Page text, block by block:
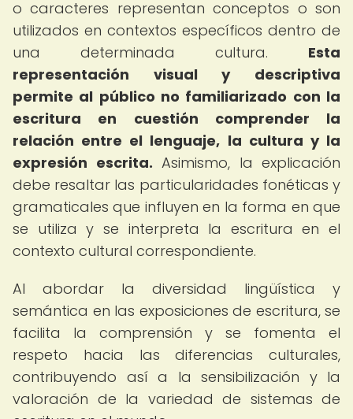
o caracteres representan conceptos o son
utilizados en contextos específicos dentro de
una determinada cultura. Esta
representación visual y descriptiva
permite al público no familiarizado con la
escritura en cuestión comprender la
relación entre el lenguaje, la cultura y la
expresión escrita. Asimismo, la explicación
debe resaltar las particularidades fonéticas y
gramaticales que influyen en la forma en que
se utiliza y se interpreta la escritura en el
contexto cultural correspondiente.
Al abordar la diversidad lingüística y
semántica en las exposiciones de escritura, se
facilita la comprensión y se fomenta el
respeto hacia las diferencias culturales,
contribuyendo así a la sensibilización y la
valoración de la variedad de sistemas de